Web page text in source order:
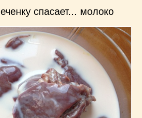
спасает... молоко